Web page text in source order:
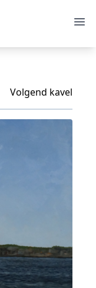
Volgend kavel